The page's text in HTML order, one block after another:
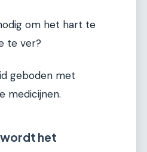
om het hart te
te ver?
geboden met
medicijnen.
wordt het